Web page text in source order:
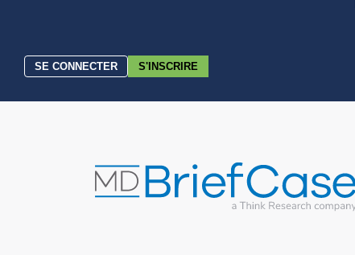
SE CONNECTER S'INSCRIRE